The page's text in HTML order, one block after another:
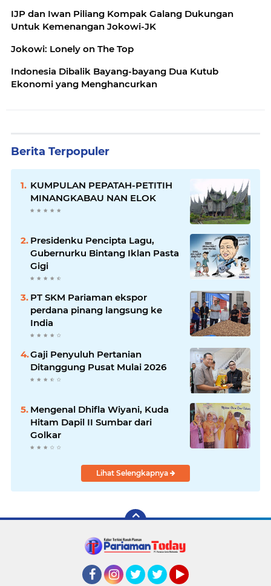
IJP dan Iwan Piliang Kompak Galang Dukungan
Untuk Kemenangan Jokowi-JK
Jokowi: Lonely on The Top
Indonesia Dibalik Bayang-bayang Dua Kutub
Ekonomi yang Menghancurkan
Berita Terpopuler
KUMPULAN PEPATAH-PETITIH
MINANGKABAU NAN ELOK
Presidenku Pencipta Lagu,
Gubernurku Bintang Iklan Pasta
Gigi
PT SKM Pariaman ekspor
perdana pinang langsung ke
India
Gaji Penyuluh Pertanian
Ditanggung Pusat Mulai 2026
Mengenal Dhifla Wiyani, Kuda
Hitam Dapil II Sumbar dari
Golkar
Lihat Selengkapnya